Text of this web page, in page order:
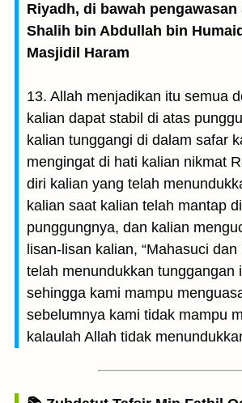
Riyadh, di bawah pengawasan
Shalih bin Abdullah bin
Masjidil Haram
13. Allah menjadikan itu semua
kalian dapat stabil di atas
kalian tunggangi di dalam safar
mengingat di hati kalian nikmat
diri kalian yang telah
kalian saat kalian telah mantap
punggungnya, dan kalian
lisan-lisan kalian, “Mahasuci
telah menundukkan tunggangan
sehingga kami mampu
sebelumnya kami tidak mampu
kalaulah Allah tidak